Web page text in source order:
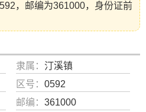
，邮编为361000，身份证前
隶属： 汀溪镇
区号：0592
邮编：361000